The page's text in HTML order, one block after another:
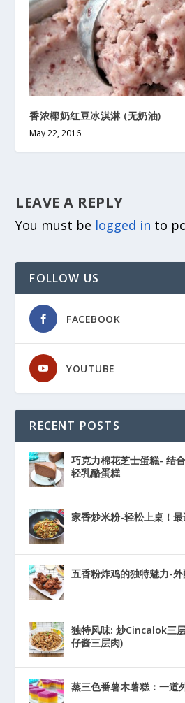
香浓椰奶红豆冰淇淋 (无奶油)
May 22, 2016
LEAVE A REPLY
You must be logged in to
FOLLOW US
FACEBOOK
YOUTUBE
RECENT POSTS
巧克力棉花芝士蛋糕- 结
轻乳酪蛋糕
家香炒米粉-轻松上桌！
五香粉炸鸡的独特魅力-
独特风味: 炒Cincalok三
仔酱三层肉)
蒸三色番薯木薯糕：一道